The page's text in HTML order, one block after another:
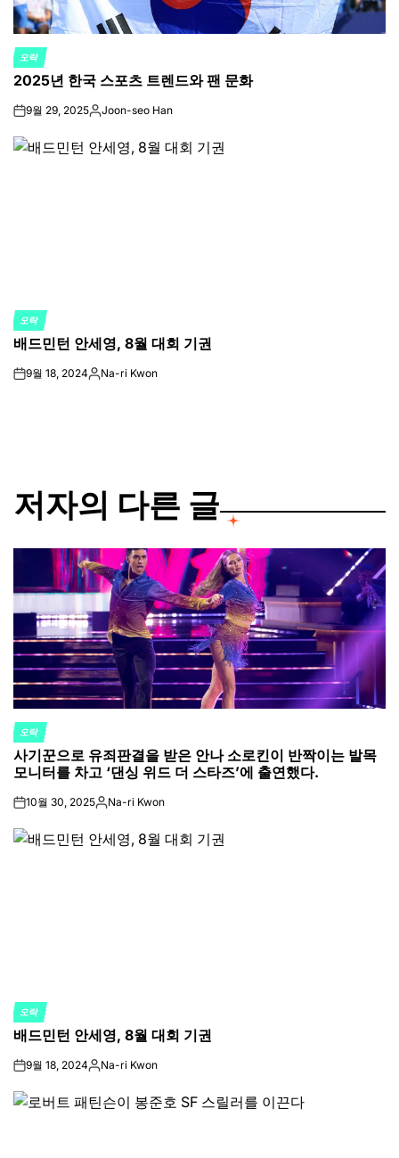
POSTED
IN
오락
2025년 한국 스포츠 트렌드와 팬 문화
on9월 29, 2025Posted
Joon-seo Han
POSTED
IN
오락
배드민턴 안세영, 8월 대회 기권
on9월 18, 2024Posted
Na-ri Kwon
저자의 다른 글
POSTED
IN
오락
사기꾼으로 유죄판결을 받은 안나 소로킨이 반짝이는 발목
모니터를 차고 ‘댄싱 위드 더 스타즈’에 출연했다.
on10월 30, 2025Posted
Na-ri Kwon
POSTED
IN
오락
배드민턴 안세영, 8월 대회 기권
on9월 18, 2024Posted
Na-ri Kwon